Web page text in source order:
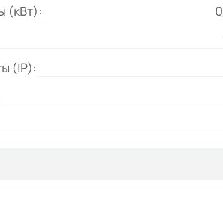
(кВт):
(IP):